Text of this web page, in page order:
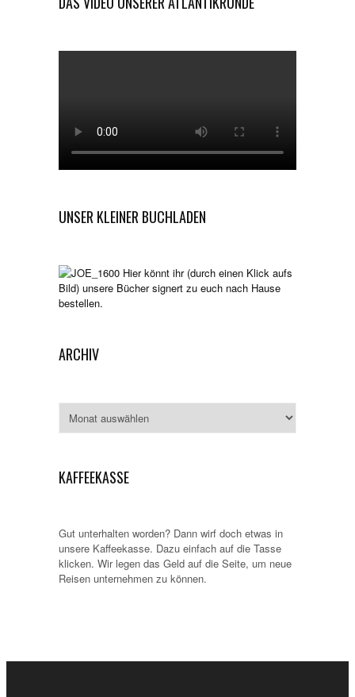
UNSER KLEINER BUCHLADEN
Hier könnt ihr (durch einen Klick aufs
Bild) unsere Bücher signert zu euch nach Hause
bestellen.
ARCHIV
KAFFEEKASSE
Gut unterhalten worden? Dann wirf doch etwas in
unsere Kaffeekasse. Dazu einfach auf die Tasse
klicken. Wir legen das Geld auf die Seite, um neue
Reisen unternehmen zu können.